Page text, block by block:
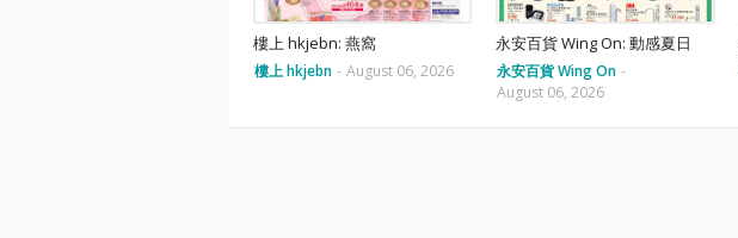
樓上 hkjebn: 燕窩
樓上 hkjebn - August 06, 2026
永安百貨 Wing On: 動感夏日
永安百貨 Wing On -
August 06, 2026